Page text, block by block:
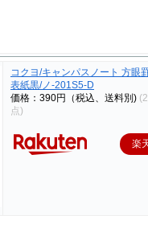
コクヨ/キャンパスノート 方眼
表紙黒/ノ-201S5-D
価格：390円（税込、送料別)
点)
楽